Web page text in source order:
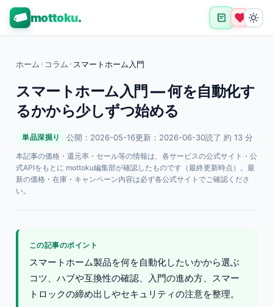
mottoku.
ホーム › コラム › スマートホーム入門
スマートホーム入門 — 何を自動化す
るかから少しずつ始める
単品深掘り 公開：2026-05-16更新：2026-06-30読了 約 13 分
本記事の価格・還元率・セール等の情報は、各サービスの公式サイト・公
式APIをもとに mottoku編集部が確認したものです（最終更新時点）。最
新の価格・在庫・キャンペーン内容は必ず各公式サイトでご確認くださ
い。
この記事のポイント
スマートホーム製品を何を自動化したいかから選ぶ
コツ、ハブや互換性の確認、入門の進め方、スマー
トロックの締め出しやセキュリティの注意を整理。